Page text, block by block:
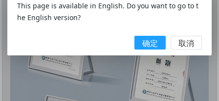
This page is available in English. Do you want to go to t
he English version?
确定 取消